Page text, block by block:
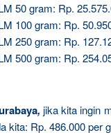
50 gram: Rp.
100 gram: Rp.
250 gram: Rp.
500 gram: Rp.
, jika kita ingin
kita: Rp. 486.000 per